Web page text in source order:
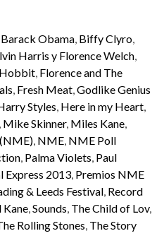
Barack Obama, Biffy Clyro,
Harris y Florence Welch,
, Florence and The
, Fresh Meat,Godlike Genius
Styles, Here in my Heart,
Mike Skinner, Miles Kane,
, NME, NME Poll
, Palma Violets, Paul
Express 2013, Premios NME
& Leeds Festival, Record
Kane,Sounds, The Child of Lov,
Rolling Stones, The Story